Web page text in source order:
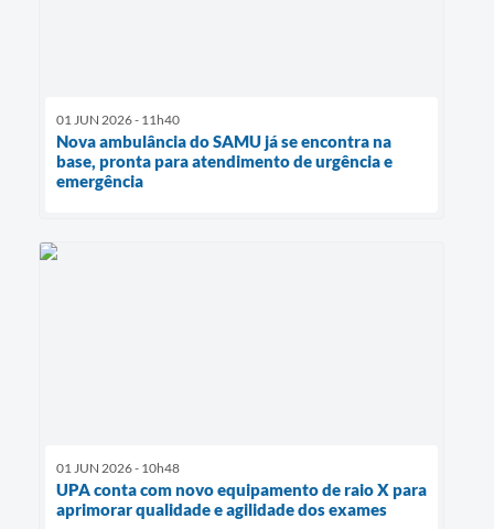
01 JUN 2026 - 11h40
Nova ambulância do SAMU já se encontra na
base, pronta para atendimento de urgência e
emergência
01 JUN 2026 - 10h48
UPA conta com novo equipamento de raio X para
aprimorar qualidade e agilidade dos exames